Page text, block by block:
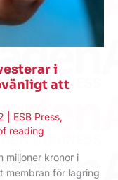
i
att
ESB Press,
reading
miljoner kronor i
membran för lagring